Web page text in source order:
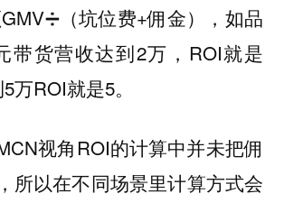
（坑位费+佣金），如品
带货营收达到2万，ROI就是
万ROI就是5。
视角ROI的计算中并未把佣
所以在不同场景里计算方式会